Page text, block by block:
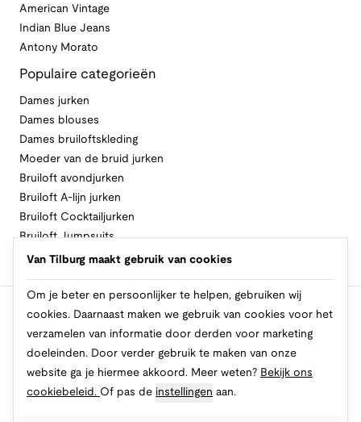
American Vintage
Indian Blue Jeans
Antony Morato
Populaire categorieën
Dames jurken
Dames blouses
Dames bruiloftskleding
Moeder van de bruid jurken
Bruiloft avondjurken
Bruiloft A-lijn jurken
Bruiloft Cocktailjurken
Bruiloft Jumpsuits
Bruiloft Lange jurken
Volg Van Tilburg
Van Tilburg maakt gebruik van cookies
Om je beter en persoonlijker te helpen, gebruiken wij
cookies. Daarnaast maken we gebruik van cookies voor het
verzamelen van informatie door derden voor marketing
doeleinden. Door verder gebruik te maken van onze
website ga je hiermee akkoord. Meer weten? Bekijk ons
cookiebeleid. Of pas de instellingen aan.